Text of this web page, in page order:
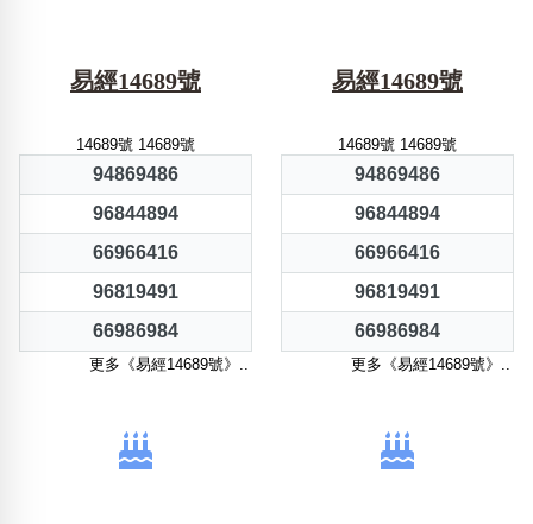
易經14689號
14689號 14689號
94869486
96844894
66966416
96819491
66986984
更多《易經14689號》..
易經14689號
14689號 14689號
94869486
96844894
66966416
96819491
66986984
更多《易經14689號》..